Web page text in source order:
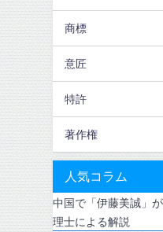
商標
意匠
特許
著作権
人気コラム
中国で「伊藤美誠」
理士による解説